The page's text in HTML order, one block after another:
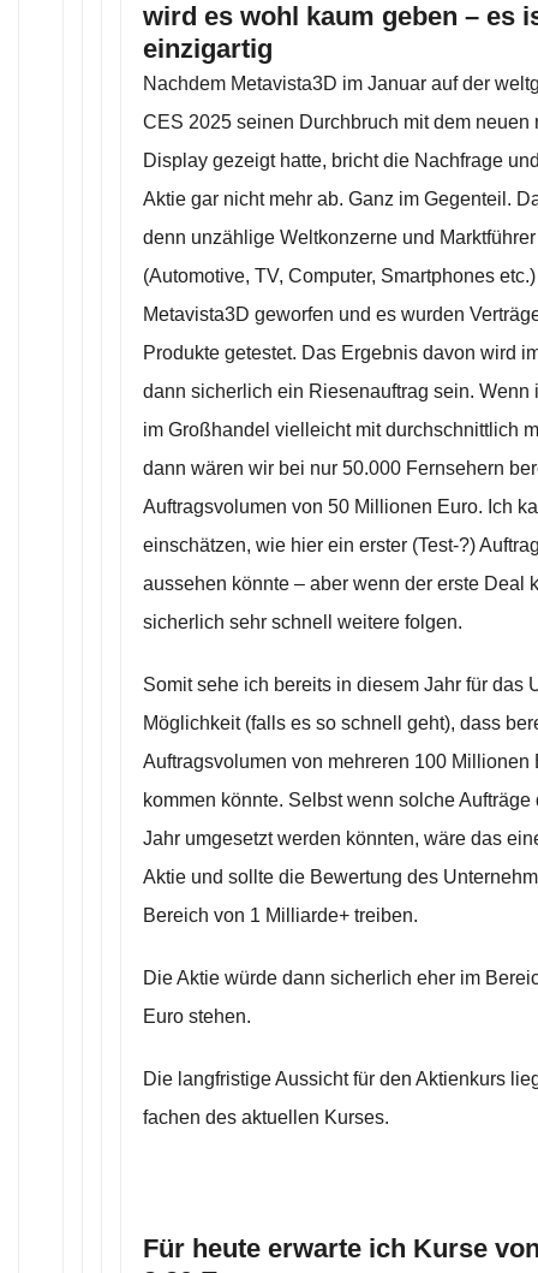
wird es wohl kaum geben – es
einzigartig
Nachdem Metavista3D im Januar auf der
CES 2025 seinen Durchbruch mit dem neuen
Display gezeigt hatte, bricht die Nachfrage
Aktie gar nicht mehr ab. Ganz im Gegenteil.
denn unzählige Weltkonzerne und
(Automotive, TV, Computer, Smartphones
Metavista3D geworfen und es wurden
Produkte getestet. Das Ergebnis davon wird
dann sicherlich ein Riesenauftrag sein. Wenn
im Großhandel vielleicht mit durchschnittlich
dann wären wir bei nur 50.000 Fernsehern
Auftragsvolumen von 50 Millionen Euro. Ich
einschätzen, wie hier ein erster (Test-?)
aussehen könnte – aber wenn der erste Deal
sicherlich sehr schnell weitere folgen.
Somit sehe ich bereits in diesem Jahr für das
Möglichkeit (falls es so schnell geht), dass
Auftragsvolumen von mehreren 100 Millionen
kommen könnte. Selbst wenn solche
Jahr umgesetzt werden könnten, wäre das
Aktie und sollte die Bewertung des
Bereich von 1 Milliarde+ treiben.
Die Aktie würde dann sicherlich eher im
Euro stehen.
Die langfristige Aussicht für den Aktienkurs
fachen des aktuellen Kurses.
Für heute erwarte ich Kurse